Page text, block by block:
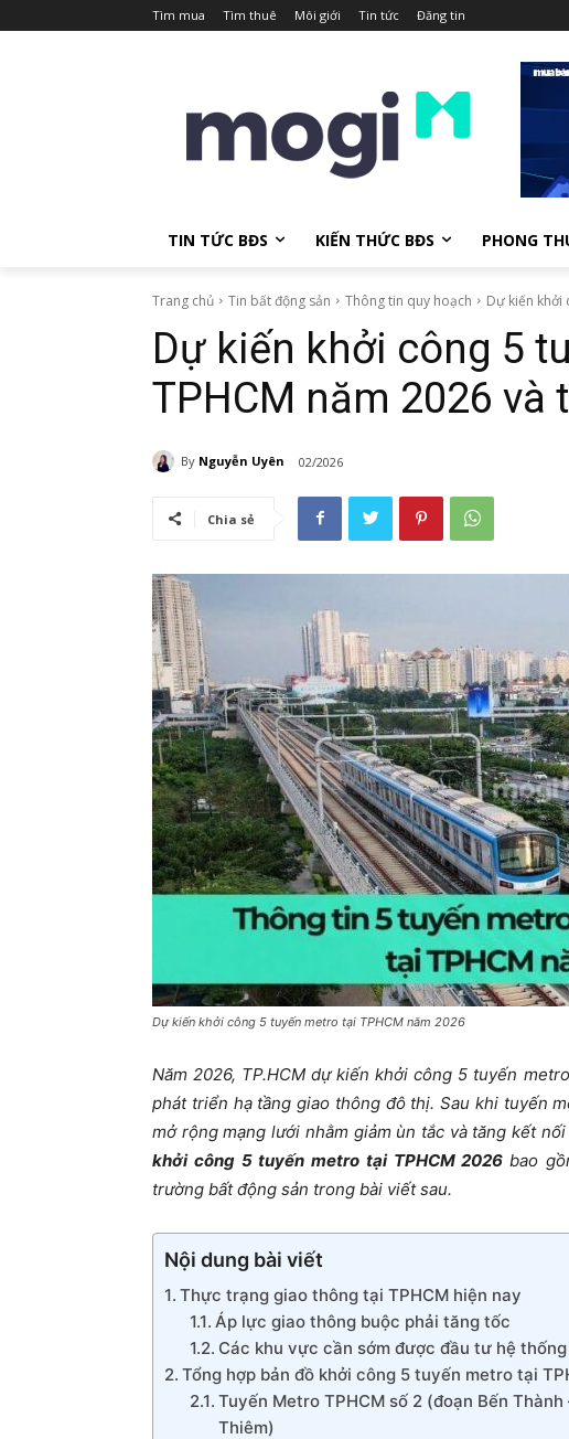
Tìm mua Tìm thuê Môi giới Tin tức Đăng tin
TIN TỨC BĐS KIẾN THỨC BĐS PHONG
Trang chủ Tin bất động sản Thông tin quy hoạch Dự kiến khởi
Dự kiến khởi công 5
TPHCM năm 2026
By Nguyễn Uyên 02/2026
Chia sẻ
Dự kiến khởi công 5 tuyến metro tại TPHCM năm 2026
Năm 2026, TP.HCM dự kiến khởi công 5 tuyến
phát triển hạ tầng giao thông đô thị. Sau khi tuyến
mở rộng mạng lưới nhằm giảm ùn tắc và tăng kết
khởi công 5 tuyến metro tại TPHCM 2026 bao
trường bất động sản trong bài viết sau.
Nội dung bài viết
Thực trạng giao thông tại TPHCM hiện nay
Áp lực giao thông buộc phải tăng tốc
Các khu vực cần sớm được đầu tư hệ
Tổng hợp bản đồ khởi công 5 tuyến metro tại
Tuyến Metro TPHCM số 2 (đoạn Bến
Thiêm)